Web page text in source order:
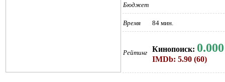
Бюджет
Время 84 мин.
Рейтинг Кинопоиск: 0.000
IMDb: 5.90 (60)